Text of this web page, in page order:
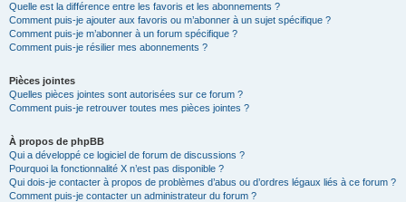
Quelle est la différence entre les favoris et les abonnements ?
Comment puis-je ajouter aux favoris ou m’abonner à un sujet spécifique ?
Comment puis-je m’abonner à un forum spécifique ?
Comment puis-je résilier mes abonnements ?
Pièces jointes
Quelles pièces jointes sont autorisées sur ce forum ?
Comment puis-je retrouver toutes mes pièces jointes ?
À propos de phpBB
Qui a développé ce logiciel de forum de discussions ?
Pourquoi la fonctionnalité X n’est pas disponible ?
Qui dois-je contacter à propos de problèmes d’abus ou d’ordres légaux liés à ce forum ?
Comment puis-je contacter un administrateur du forum ?